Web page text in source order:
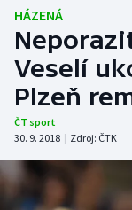
Fotbal
Hokej
Tenis
Atletika
Cyklistika
HÁZENÁ
Veselí
Plzeň
ČT sport
30. 9. 2018 | Zdroj: ČTK